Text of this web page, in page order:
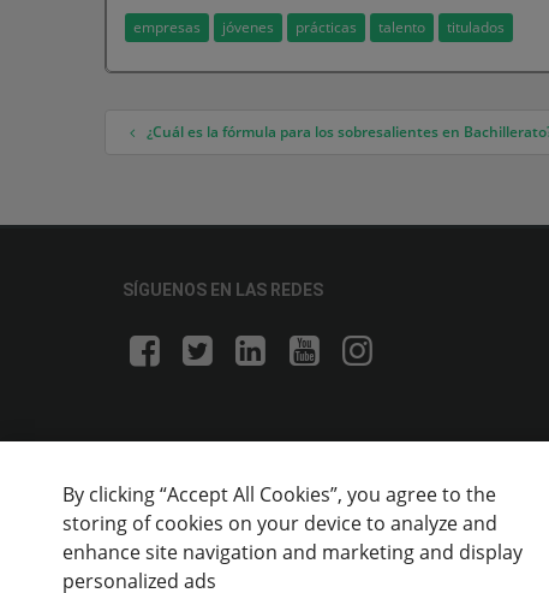
empresas jóvenes prácticas talento titulados
Navegación de entradas
¿Cuál es la fórmula para los sobresalientes en
SÍGUENOS EN LAS REDES
By clicking “Accept All Cookies”, you agree to the
storing of cookies on your device to analyze and
enhance site navigation and marketing and display
personalized ads